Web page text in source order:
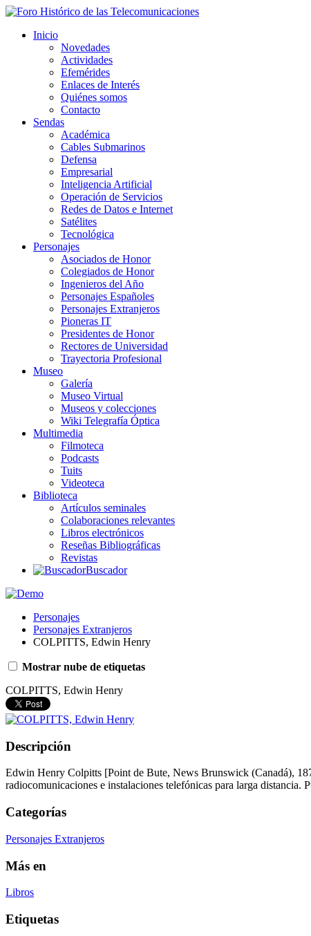
Inicio
Novedades
Actividades
Efemérides
Enlaces de Interés
Quiénes somos
Contacto
Sendas
Académica
Cables Submarinos
Defensa
Empresarial
Inteligencia Artificial
Operación de Servicios
Redes de Datos e Internet
Satélites
Tecnológica
Personajes
Asociados de Honor
Colegiados de Honor
Ingenieros del Año
Personajes Españoles
Personajes Extranjeros
Pioneras IT
Presidentes de Honor
Rectores de Universidad
Trayectoria Profesional
Museo
Galería
Museo Virtual
Museos y colecciones
Wiki Telegrafía Óptica
Multimedia
Filmoteca
Podcasts
Tuits
Videoteca
Biblioteca
Artículos seminales
Colaboraciones relevantes
Libros electrónicos
Reseñas Bibliográficas
Revistas
Buscador
Personajes
Personajes Extranjeros
COLPITTS, Edwin Henry
Mostrar nube de etiquetas
COLPITTS, Edwin Henry
Descripción
Edwin Henry Colpitts [Point de Bute, News Brunswick (Canadá),
radiocomunicaciones e instalaciones telefónicas para larga
Categorías
Personajes Extranjeros
Más en
Libros
Etiquetas